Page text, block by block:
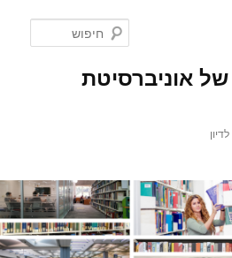
אוניברסיטת